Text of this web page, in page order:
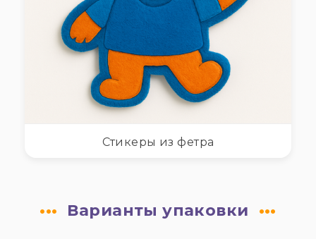
Стикеры из фетра
Варианты упаковки